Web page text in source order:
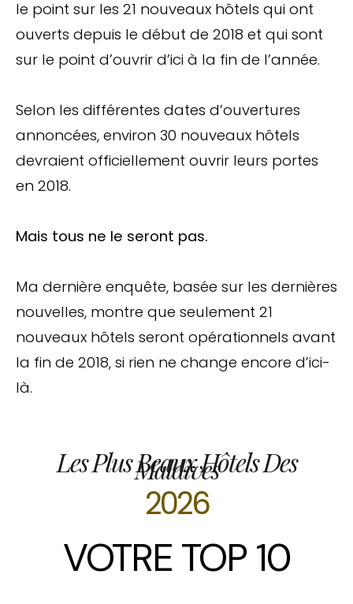
le point sur les 21 nouveaux hôtels qui ont
ouverts depuis le début de 2018 et qui sont
sur le point d’ouvrir d’ici à la fin de l’année.
Selon les différentes dates d’ouvertures
annoncées, environ 30 nouveaux hôtels
devraient officiellement ouvrir leurs portes
en 2018.
Mais tous ne le seront pas.
Ma dernière enquête, basée sur les dernières
nouvelles, montre que seulement 21
nouveaux hôtels seront opérationnels avant
la fin de 2018, si rien ne change encore d’ici-
là.
Les Plus Beaux Hôtels Des
Maldives
2026
VOTRE TOP 10